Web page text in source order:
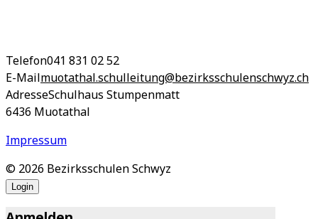
Telefon041 831 02 52
E-Mailmuotathal.schulleitung@bezirksschulenschwyz.ch
AdresseSchulhaus Stumpenmatt
6436 Muotathal
Impressum
© 2026 Bezirksschulen Schwyz
Login